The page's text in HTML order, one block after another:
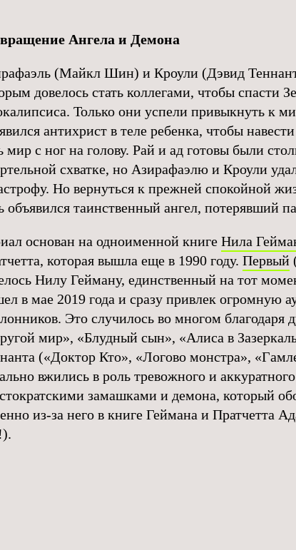
Ангела и Демона
(Майкл Шин) и Кроули (Дэвид
довелось стать коллегами, чтобы спасти
Только они успели привыкнуть к
антихрист в теле ребенка, чтобы
мир с ног на голову. Рай и ад готовы были
схватке, но Азирафаэлю и Кроули
Но вернуться к прежней спокойной
объявился таинственный ангел, потерявший
основан на одноименной книге Нила
которая вышла еще в 1990 году. Первый
Нилу Гейману, единственный на тот
в мае 2019 года и сразу привлек огромную
Это случилось во многом
мир», «Блудный сын», «Алиса в
(«Доктор Кто», «Логово монстра»,
вжились в роль тревожного и
замашками и демона, который
из-за него в книге Геймана и Пратчетта